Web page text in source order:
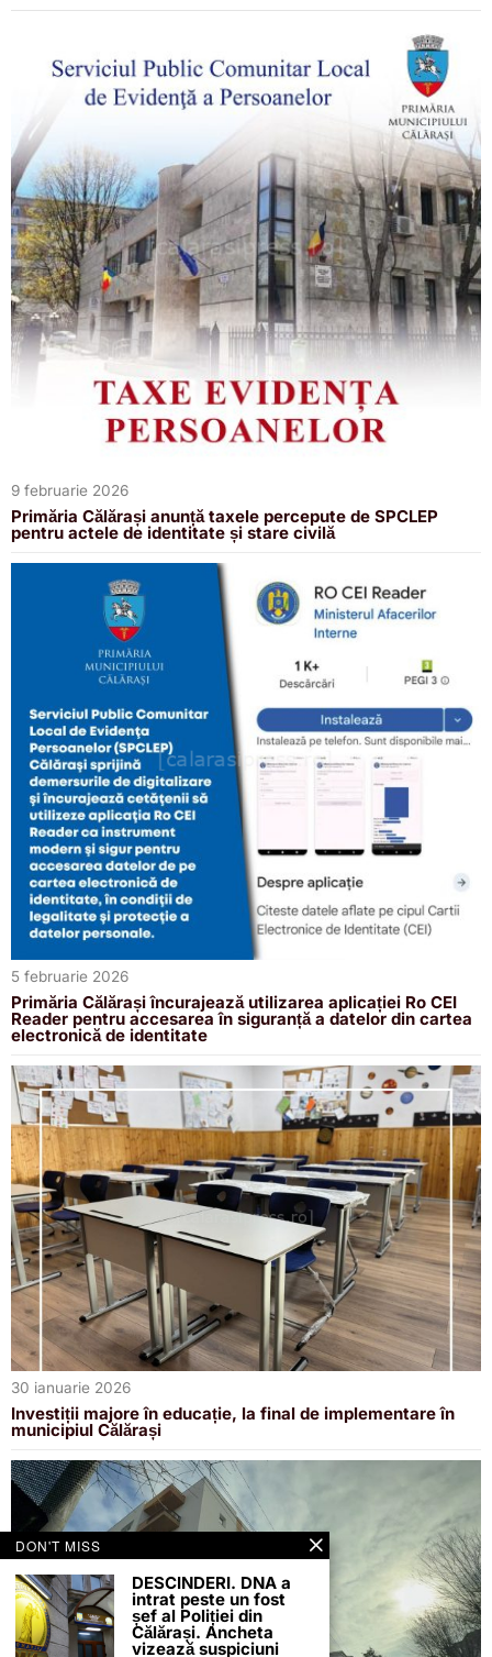
9 februarie 2026
Primăria Călărași anunță taxele percepute de SPCLEP
pentru actele de identitate și stare civilă
5 februarie 2026
Primăria Călărași încurajează utilizarea aplicației Ro CEI
Reader pentru accesarea în siguranță a datelor din cartea
electronică de identitate
30 ianuarie 2026
Investiții majore în educație, la final de implementare în
municipiul Călărași
DON'T MISS
DESCINDERI. DNA a
intrat peste un fost
șef al Poliției din
Călărași. Ancheta
vizează suspiciuni